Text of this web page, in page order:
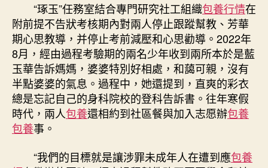
“琢玉”任務室結合專門研究社工組織包養行情在
附前提不告狀考核期內對兩人停止跟蹤幫教、芳華
期心思教導，并停止考前減壓和心思勸導。2022年
8月，經由過程考驗期的兩名少年收到兩所本於是藍
玉華告訴媽媽，婆婆特別好相處，和藹可親，沒有
半點婆婆的氣息。過程中，她還提到，直爽的彩衣
總是忘記自己的身科院校的登科告訴書。往年寒假
時代，兩人包養還相約到社區餐與加入志愿辦包養
包養事。
“我們的目標就是讓涉罪未成年人在遭到應包養